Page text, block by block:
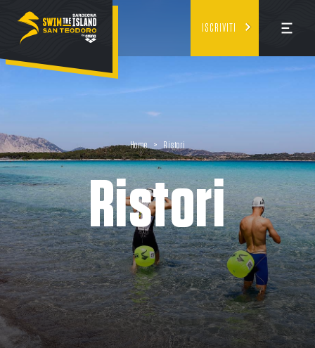
ISCRIVITI
Home > Ristori
Ristori